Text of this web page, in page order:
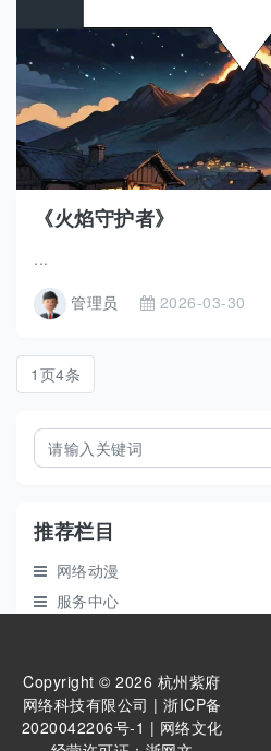
《火焰守护者》
...
管理员
2026-03-30
1页4条
推荐栏目
网络动漫
服务中心
热门作品
Copyright © 2026 杭州紫府
网络科技有限公司 | 浙ICP备
2020042206号-1 | 网络文化